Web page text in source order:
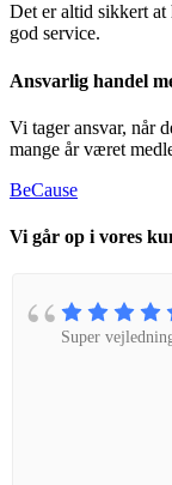
Det er altid sikkert at
god service.
Ansvarlig handel
Vi tager ansvar, når
mange år været
BeCause
Vi går op i vores
Super